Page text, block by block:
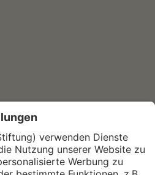
Sozialwissenschaftliches Institut